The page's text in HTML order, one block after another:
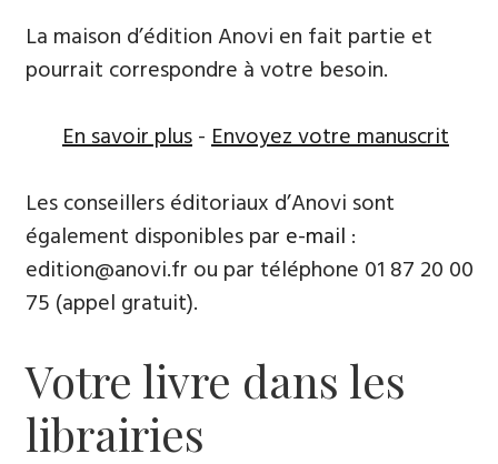
La maison d’édition Anovi en fait partie et
pourrait correspondre à votre besoin.
En savoir plus-Envoyez votre manuscrit
Les conseillers éditoriaux d’Anovi sont
également disponibles par e-mail :
edition@anovi.fr ou par téléphone ​​0​1 87 20 00
75 (appel gratuit).
Votre livre dans les
librairies